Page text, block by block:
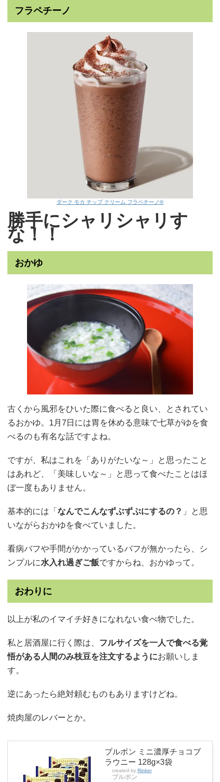
フラペチーノ
ダーク モカ チップ クリーム フラペチーノ®
勝手にシャリシャリす
な！！
おかゆ
古くから風邪をひいた際に食べると良い、とされてい
るおかゆ。1月7日には胃を休める意味で七草がゆを食
べるのも有名な話ですよね。
ですが、私はこれを「ありがたいな～」と思ったこと
はあれど、「美味しいな～」と思って食べたことはほ
ぼ一度もありません。
基本的には「 なんでこんなずぶずぶにするの？ 」と思
いながらおかゆを食べていました。
看病バフや手間がかかっているバフが無かったら、シ
ンプルに水入れ過ぎご飯ですからね、おかゆって。
おわりに
以上が私のイマイチ好きになれない食べ物でした。
私と居酒屋に行く際は、 フルサイズを一人で食べる覚
悟がある人間のみ枝豆を注文するようにお願いしま
す。
逆にあったら絶対頼むものもありますけどね。
焼肉屋のレバーとか。
ブルボン ミニ濃厚チョコブ
ラウニー 128g×3袋
created by Rinker
ブルボン